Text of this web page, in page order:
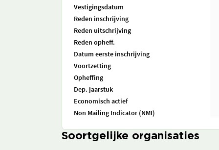
Vestigingsdatum
Reden inschrijving
Reden uitschrijving
Reden opheff.
Datum eerste inschrijving
Voortzetting
Opheffing
Dep. jaarstuk
Economisch actief
Non Mailing Indicator (NMI)
Soortgelijke organisaties